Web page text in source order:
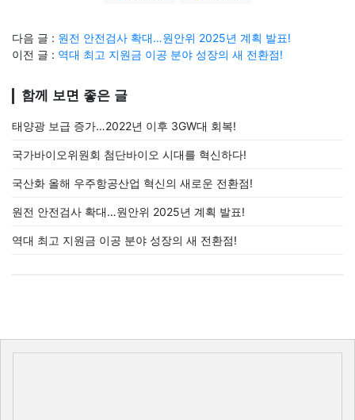
다음 글 : 원전 안전검사 확대…원안위 2025년 계획 발표!
이전 글 : 역대 최고 지원금 이공 분야 성장의 새 전환점!
함께 보면 좋은 글
태양광 보급 증가…2022년 이후 3GW대 회복!
국가바이오위원회 첨단바이오 시대를 혁신하다!
국산화 올해 우주항공산업 혁신의 새로운 전환점!
원전 안전검사 확대…원안위 2025년 계획 발표!
역대 최고 지원금 이공 분야 성장의 새 전환점!